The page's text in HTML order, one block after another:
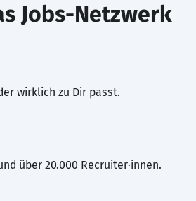
Jobs-Netzwerk
wirklich zu Dir passt.
über 20.000 Recruiter·innen.